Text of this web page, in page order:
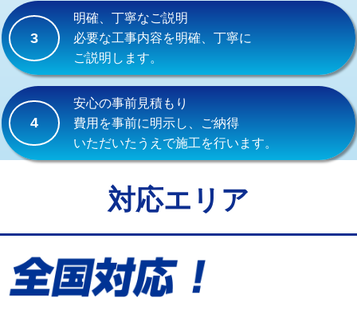
交換・取付（その他部品）
持込商品取付（単水栓）
持込商品取付（混合水栓）
持込商品取付（浄水器・分岐水栓） 16,500円
給水管工事※（バンド止め) 3,300円
給水管工事※（保温材使用（バンド止
め込み）)
3
明確、丁寧なご説明
必要な工事内容を明確、丁寧に
ご説明します。
4
安心の事前見積もり
費用を事前に明示し、ご納得
いただいたうえで施工を行います。
対応エリア